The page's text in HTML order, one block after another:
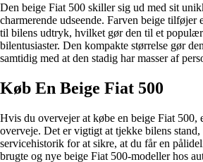
Den beige Fiat 500 skiller sig ud med sit
charmerende udseende. Farven beige tilføjer
til bilens udtryk, hvilket gør den til et
bilentusiaster. Den kompakte størrelse gør
samtidig med at den stadig har masser af
Køb En Beige Fiat 500
Hvis du overvejer at købe en beige Fiat 500,
overveje. Det er vigtigt at tjekke bilens
servicehistorik for at sikre, at du får en
brugte og nye beige Fiat 500-modeller hos